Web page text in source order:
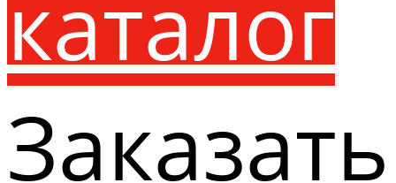
каталог
Заказать